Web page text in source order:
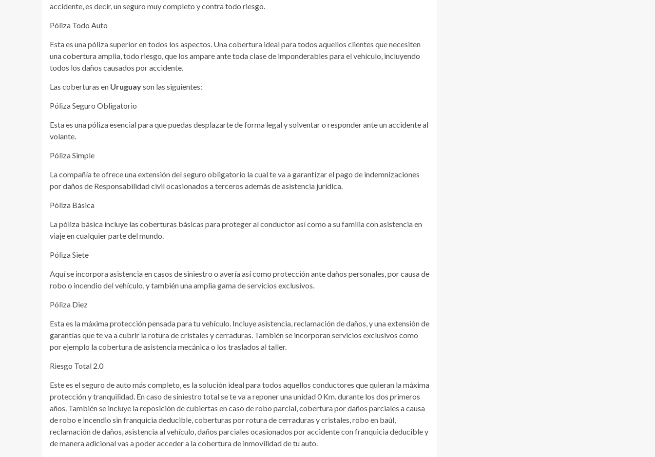
accidente, es decir, un seguro muy completo y contra todo riesgo.
Póliza Todo Auto
Esta es una póliza superior en todos los aspectos. Una cobertura ideal para todos aquellos clientes que necesiten
una cobertura amplia, todo riesgo, que los ampare ante toda clase de imponderables para el vehículo, incluyendo
todos los daños causados por accidente.
Las coberturas en Uruguayson las siguientes:
Póliza Seguro Obligatorio
Esta es una póliza esencial para que puedas desplazarte de forma legal y solventar o responder ante un accidente al
volante.
Póliza Simple
La compañía te ofrece una extensión del seguro obligatorio la cual te va a garantizar el pago de indemnizaciones
por daños de Responsabilidad civil ocasionados a terceros además de asistencia jurídica.
Póliza Básica
La póliza básica incluye las coberturas básicas para proteger al conductor así como a su familia con asistencia en
viaje en cualquier parte del mundo.
Póliza Siete
Aquí se incorpora asistencia en casos de siniestro o avería así como protección ante daños personales, por causa de
robo o incendio del vehículo, y también una amplia gama de servicios exclusivos.
Póliza Diez
Esta es la máxima protección pensada para tu vehículo. Incluye asistencia, reclamación de daños, y una extensión de
garantías que te va a cubrir la rotura de cristales y cerraduras. También se incorporan servicios exclusivos como
por ejemplo la cobertura de asistencia mecánica o los traslados al taller.
Riesgo Total 2.0
Este es el seguro de auto más completo, es la solución ideal para todos aquellos conductores que quieran la máxima
protección y tranquilidad. En caso de siniestro total se te va a reponer una unidad 0 Km. durante los dos primeros
años. También se incluye la reposición de cubiertas en caso de robo parcial, cobertura por daños parciales a causa
de robo e incendio sin franquicia deducible, coberturas por rotura de cerraduras y cristales, robo en baúl,
reclamación de daños, asistencia al vehículo, daños parciales ocasionados por accidente con franquicia deducible y
de manera adicional vas a poder acceder a la cobertura de inmovilidad de tu auto.